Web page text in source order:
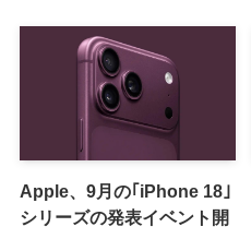
Apple、9月の｢iPhone 18｣
シリーズの発表イベント開